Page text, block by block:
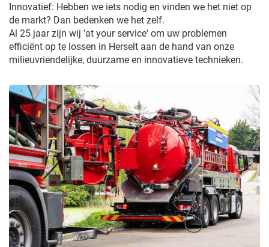
Innovatief: Hebben we iets nodig en vinden we het niet op
de markt? Dan bedenken we het zelf.
Al 25 jaar zijn wij 'at your service' om uw problemen
efficiënt op te lossen in Herselt aan de hand van onze
milieuvriendelijke, duurzame en innovatieve technieken.